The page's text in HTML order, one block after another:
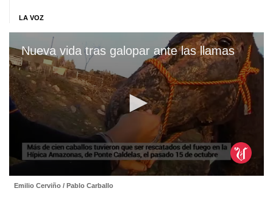
LA VOZ
Nueva vida tras galopar ante las llamas
seconds
Emilio Cerviño / Pablo Carballo